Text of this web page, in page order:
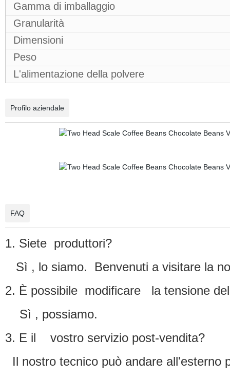
Gamma di imballaggio
Granularità
Dimensioni
Peso
L'alimentazione della polvere
Profilo aziendale
FAQ
1. Siete produttori?
Sì , lo siamo. Benvenuti a visitare la
2. È possibile modificare la tensione
Sì , possiamo.
3. E il vostro servizio post-vendita?
Il nostro tecnico può andare all'esterno